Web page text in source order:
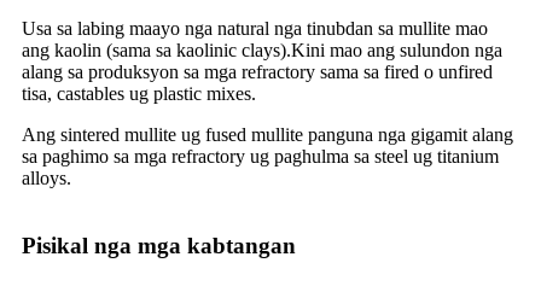
Usa sa labing maayo nga natural nga tinubdan sa mullite mao
ang kaolin (sama sa kaolinic clays).Kini mao ang sulundon nga
alang sa produksyon sa mga refractory sama sa fired o unfired
tisa, castables ug plastic mixes.
Ang sintered mullite ug fused mullite panguna nga gigamit alang
sa paghimo sa mga refractory ug paghulma sa steel ug titanium
alloys.
Pisikal nga mga kabtangan